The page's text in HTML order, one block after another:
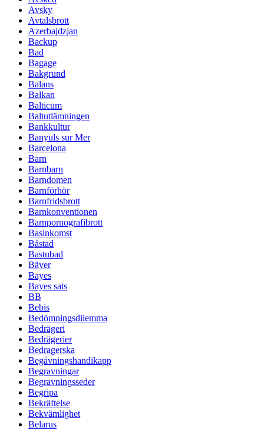
Avsky
Avtalsbrott
Azerbajdzjan
Backup
Bad
Bagage
Bakgrund
Balans
Balkan
Balticum
Baltutlämningen
Bankkultur
Banyuls sur Mer
Barcelona
Barn
Barnbarn
Barndomen
Barnförhör
Barnfridsbrott
Barnkonventionen
Barnpornografibrott
Basinkomst
Båstad
Bastubad
Bäver
Bayes
Bayes sats
BB
Bebis
Bedömningsdilemma
Bedrägeri
Bedrägerier
Bedragerska
Begåvningshandikapp
Begravningar
Begravningsseder
Begripa
Bekräftelse
Bekvämlighet
Belarus